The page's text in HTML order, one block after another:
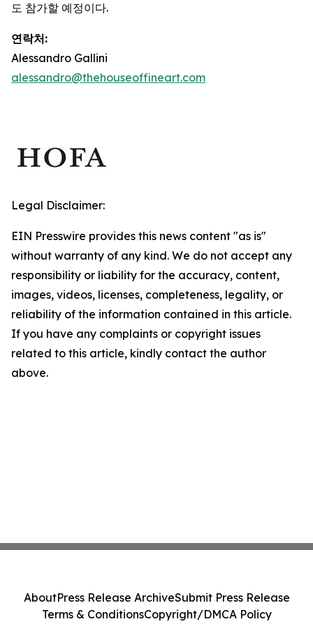
도 참가할 예정이다.
연락처:
Alessandro Gallini
alessandro@thehouseoffineart.com
Legal Disclaimer:
EIN Presswire provides this news content "as is"
without warranty of any kind. We do not accept any
responsibility or liability for the accuracy, content,
images, videos, licenses, completeness, legality, or
reliability of the information contained in this article.
If you have any complaints or copyright issues
related to this article, kindly contact the author
above.
AboutPress Release ArchiveSubmit Press Release
Terms & ConditionsCopyright/DMCA Policy